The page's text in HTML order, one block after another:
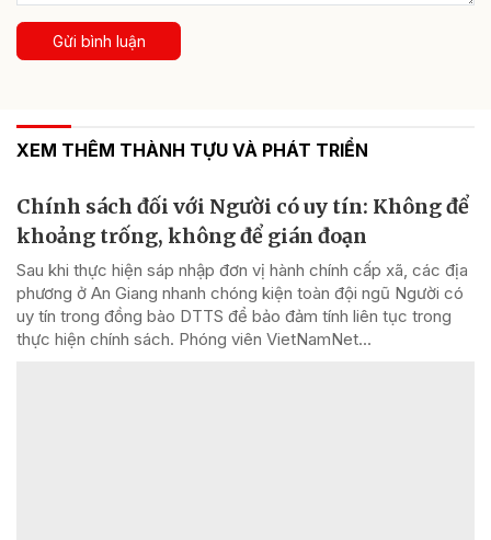
Gửi bình luận
XEM THÊM THÀNH TỰU VÀ PHÁT TRIỂN
Chính sách đối với Người có uy tín: Không để
khoảng trống, không để gián đoạn
Sau khi thực hiện sáp nhập đơn vị hành chính cấp xã, các địa
phương ở An Giang nhanh chóng kiện toàn đội ngũ Người có
uy tín trong đồng bào DTTS để bảo đảm tính liên tục trong
thực hiện chính sách. Phóng viên VietNamNet...